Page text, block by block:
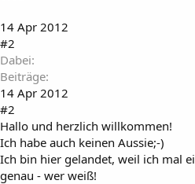
14 Apr 2012
#2
Dabei
Beiträge
14 Apr 2012
#2
Hallo und herzlich willkommen!
Ich habe auch keinen Aussie;-)
Ich bin hier gelandet, weil ich mal
genau - wer weiß!